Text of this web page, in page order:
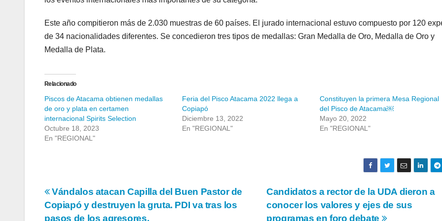
Este año compitieron más de 2.030 muestras de 60 países. El jurado internacional estuvo compuesto por 120
de 34 nacionalidades diferentes. Se concedieron tres tipos de medallas: Gran Medalla de Oro, Medalla de Oro y
Medalla de Plata.
Relacionado
Piscos de Atacama obtienen medallas
de oro y plata en certamen
internacional Spirits Selection
Octubre 18, 2023
En "REGIONAL"
Feria del Pisco Atacama 2022 llega a
Copiapó
Diciembre 13, 2022
En "REGIONAL"
Constituyen la primera Mesa Regional
del Pisco de Atacama￼
Mayo 20, 2022
En "REGIONAL"
Navegación
de
Candidatos a rector de la UDA dieron a
conocer los valores y ejes de sus
programas en foro debate
Vándalos atacan Capilla del Buen Pastor de
Copiapó y destruyen la gruta. PDI va tras los
pasos de los agresores.